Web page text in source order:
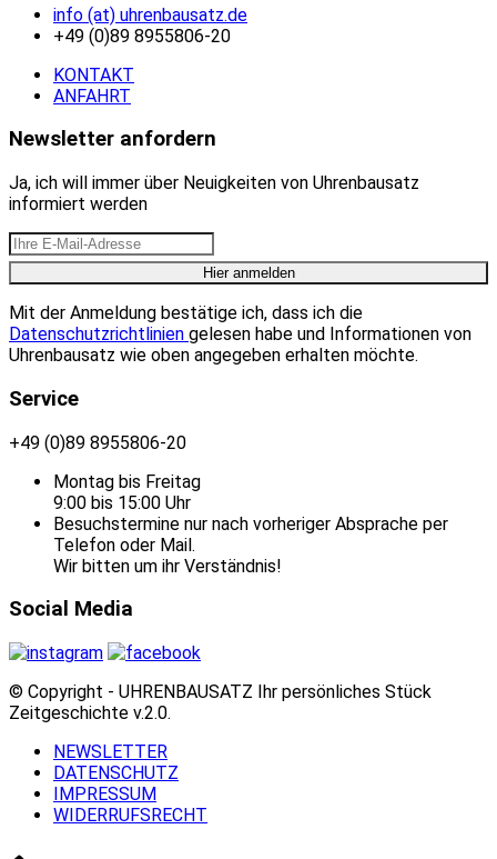
info (at) uhrenbausatz.de
+49 (0)89 8955806-20
KONTAKT
ANFAHRT
Newsletter anfordern
Ja, ich will immer über Neuigkeiten von Uhrenbausatz
informiert werden
Mit der Anmeldung bestätige ich, dass ich die
Datenschutzrichtlinien gelesen habe und Informationen von
Uhrenbausatz wie oben angegeben erhalten möchte.
Service
+49 (0)89 8955806-20
Montag bis Freitag
9:00 bis 15:00 Uhr
Besuchstermine nur nach vorheriger Absprache per
Telefon oder Mail.
Wir bitten um ihr Verständnis!
Social Media
© Copyright - UHRENBAUSATZ Ihr persönliches Stück
Zeitgeschichte v.2.0.
NEWSLETTER
DATENSCHUTZ
IMPRESSUM
WIDERRUFSRECHT